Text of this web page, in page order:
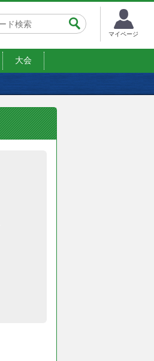
マイページ
大会